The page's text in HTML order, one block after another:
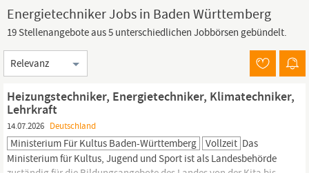
Energietechniker Jobs in Baden Württemberg
19 Stellenangebote aus 5 unterschiedlichen Jobbörsen gebündelt.
Sortierung
Heizungstechniker, Energietechniker, Klimatechniker,
Lehrkraft
14.07.2026 Deutschland
Ministerium Für Kultus Baden-Württemberg Vollzeit Das
Ministerium für Kultus, Jugend und Sport ist als Landesbehörde